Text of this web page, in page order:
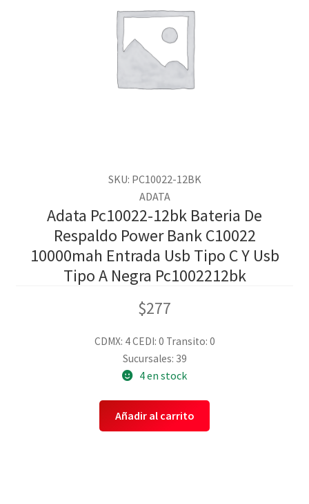
SKU: PC10022-12BK
ADATA
Adata Pc10022-12bk Bateria De
Respaldo Power Bank C10022
10000mah Entrada Usb Tipo C Y Usb
Tipo A Negra Pc1002212bk
$277
CDMX: 4CEDI: 0 Transito: 0
Sucursales: 39
4 en stock
Añadir al carrito